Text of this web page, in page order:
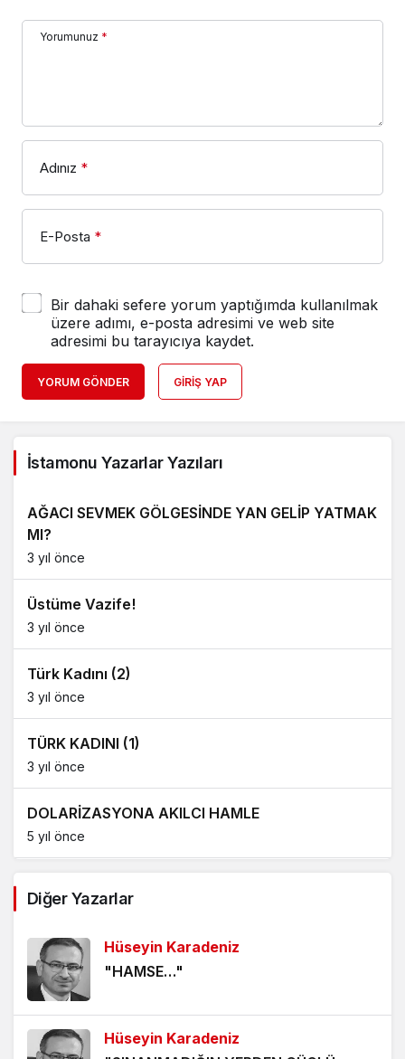
Yorumunuz *
Adınız *
E-Posta *
Bir dahaki sefere yorum yaptığımda kullanılmak
üzere adımı, e-posta adresimi ve web site
adresimi bu tarayıcıya kaydet.
YORUM GÖNDER GIRIŞ YAP
İstamonu Yazarlar Yazıları
AĞACI SEVMEK GÖLGESİNDE YAN GELİP YATMAK
MI?
3 yıl önce
Üstüme Vazife!
3 yıl önce
Türk Kadını (2)
3 yıl önce
TÜRK KADINI (1)
3 yıl önce
DOLARİZASYONA AKILCI HAMLE
5 yıl önce
5 yıl önce
ÖLÜMÜ BEKLEMEK
5 yıl önce
5 yıl önce
Diğer Yazarlar
Hüseyin Karadeniz
"HAMSE…"
Hüseyin Karadeniz